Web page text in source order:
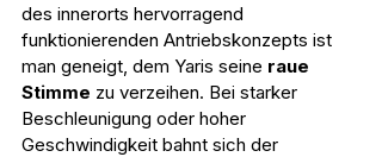
des innerorts hervorragend
funktionierenden Antriebskonzepts ist
man geneigt, dem Yaris seine raue
Stimme zu verzeihen. Bei starker
Beschleunigung oder hoher
Geschwindigkeit bahnt sich der